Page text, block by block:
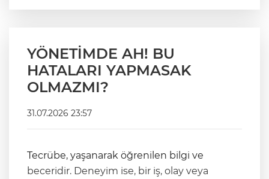
YÖNETİMDE AH! BU
HATALARI YAPMASAK
OLMAZMI?
31.07.2026 23:57
Tecrübe, yaşanarak öğrenilen bilgi ve
beceridir. Deneyim ise, bir iş, olay veya